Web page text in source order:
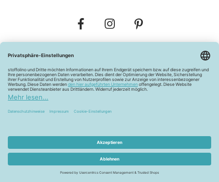
Widerrufsbelehrung Vertrag widerrufen
Barrierefreiheitserklärung
Pflegehinweise